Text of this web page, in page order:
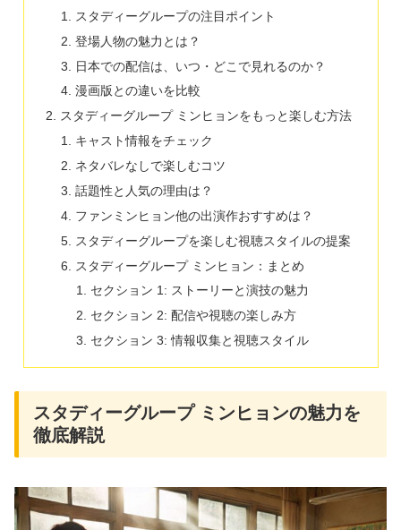
スタディーグループの注目ポイント
登場人物の魅力とは？
日本での配信は、いつ・どこで見れるのか？
漫画版との違いを比較
スタディーグループ ミンヒョンをもっと楽しむ方法
キャスト情報をチェック
ネタバレなしで楽しむコツ
話題性と人気の理由は？
ファンミンヒョン他の出演作おすすめは？
スタディーグループを楽しむ視聴スタイルの提案
スタディーグループ ミンヒョン：まとめ
セクション 1: ストーリーと演技の魅力
セクション 2: 配信や視聴の楽しみ方
セクション 3: 情報収集と視聴スタイル
スタディーグループ ミンヒョンの魅力を
徹底解説